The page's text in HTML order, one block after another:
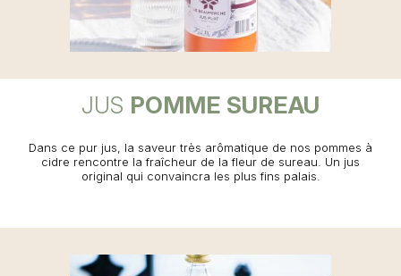
JUS POMME SUREAU
Dans ce pur jus, la saveur très arômatique de nos pommes à
cidre rencontre la fraîcheur de la fleur de sureau. Un jus
original qui convaincra les plus fins palais.